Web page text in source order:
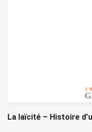
La laïcité – Histoire